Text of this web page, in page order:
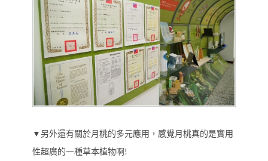
▼另外還有關於月桃的多元應用，感覺月桃真的是實用
性超廣的一種草本植物啊!